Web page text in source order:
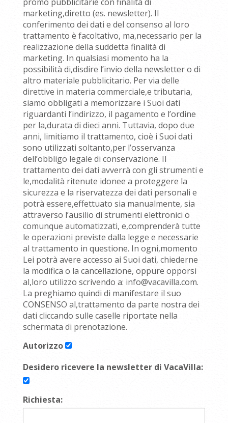
marketing,diretto (es. newsletter). Il
conferimento dei dati e del consenso al loro
trattamento è facoltativo, ma,necessario per la
realizzazione della suddetta finalità di
marketing. In qualsiasi momento ha la
possibilità di,disdire l’invio della newsletter o di
altro materiale pubblicitario. Per via delle
direttive in materia commerciale,e tributaria,
siamo obbligati a memorizzare i Suoi dati
riguardanti l’indirizzo, il pagamento e l’ordine
per la,durata di dieci anni. Tuttavia, dopo due
anni, limitiamo il trattamento, cioè i Suoi dati
sono utilizzati soltanto,per l’osservanza
dell’obbligo legale di conservazione. Il
trattamento dei dati avverrà con gli strumenti e
le,modalità ritenute idonee a proteggere la
sicurezza e la riservatezza dei dati personali e
potrà essere,effettuato sia manualmente, sia
attraverso l’ausilio di strumenti elettronici o
comunque automatizzati, e,comprenderà tutte
le operazioni previste dalla legge e necessarie
al trattamento in questione. In ogni,momento
Lei potrà avere accesso ai Suoi dati, chiederne
la modifica o la cancellazione, oppure opporsi
al,loro utilizzo scrivendo a: info@vacavilla.com.
La preghiamo quindi di manifestare il suo
CONSENSO al,trattamento da parte nostra dei
dati cliccando sulle caselle riportate nella
schermata di prenotazione.
Autorizzo
Desidero ricevere la newsletter di VacaVilla:
Richiesta: